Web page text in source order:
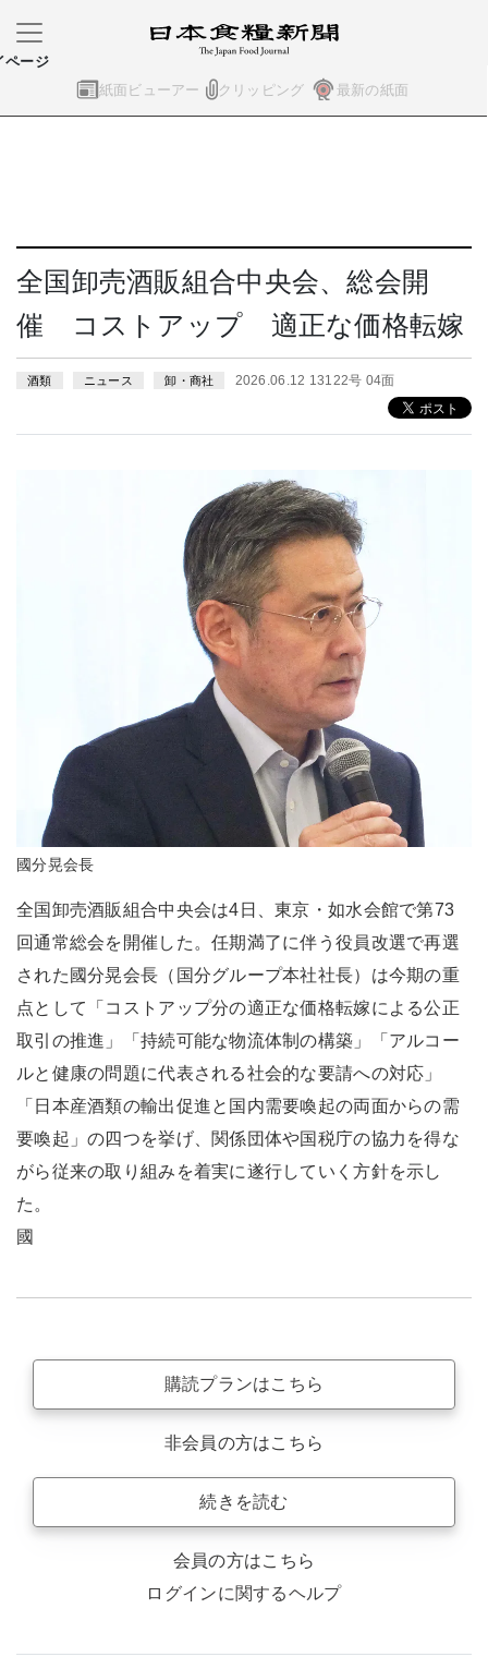
紙面ビューアー クリッピング 最新の紙面
ページ
全国卸売酒販組合中央会、総会開
催 コストアップ 適正な価格転嫁
酒類 ニュース 卸・商社 2026.06.12 13122号 04面
國分晃会長
全国卸売酒販組合中央会は4日、東京・如水会館で第73
回通常総会を開催した。任期満了に伴う役員改選で再選
された國分晃会長（国分グループ本社社長）は今期の重
点として「コストアップ分の適正な価格転嫁による公正
取引の推進」「持続可能な物流体制の構築」「アルコー
ルと健康の問題に代表される社会的な要請への対応」
「日本産酒類の輸出促進と国内需要喚起の両面からの需
要喚起」の四つを挙げ、関係団体や国税庁の協力を得な
がら従来の取り組みを着実に遂行していく方針を示し
た。
國
購読プランはこちら
非会員の方はこちら
続きを読む
会員の方はこちら
ログインに関するヘルプ